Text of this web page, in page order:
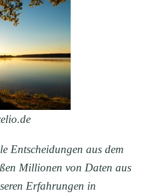
Entscheidungen aus dem
Millionen von Daten aus
Erfahrungen in